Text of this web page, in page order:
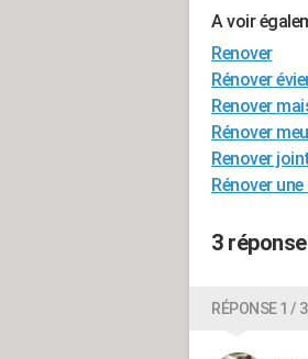
A voir
Renover
Rénover
Renover
Rénover
Renover
Rénover
3
RÉPONSE 1 / 3